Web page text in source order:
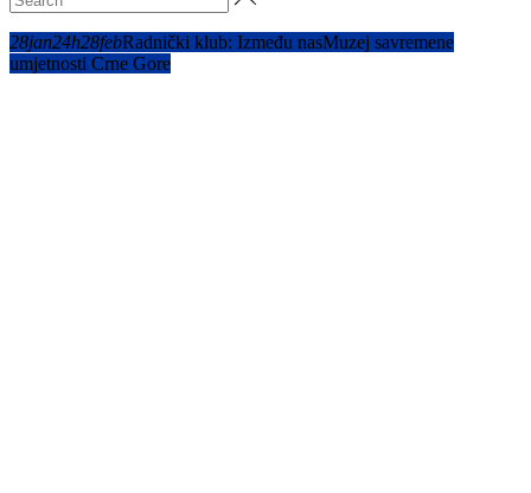
28jan24h28febRadnički klub: Između nasMuzej savremene
umjetnosti Crne Gore